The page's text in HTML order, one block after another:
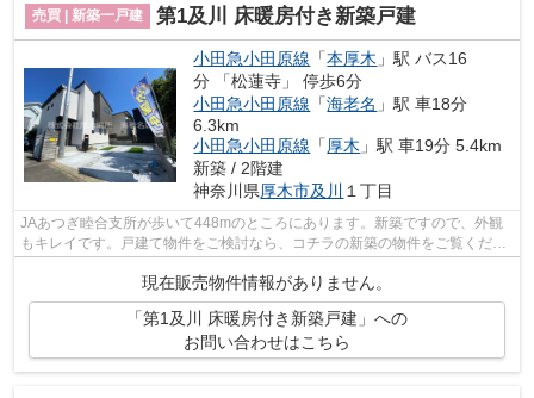
売買 | 新築一戸建 第1及川 床暖房付き新築戸建
小田急小田原線 「本厚木 」駅 バス16
分 「松蓮寺」 停歩6分
小田急小田原線 「海老名 」駅 車18分
6.3km
小田急小田原線 「厚木 」駅 車19分 5.4km
新築 / 2階建
神奈川県厚木市及川 １丁目
JAあつぎ睦合支所が歩いて448mのところにあります。新築ですので、外観
もキレイです。戸建て物件をご検討なら、コチラの新築の物件をご覧くださ
い。新築ならではの「新しさ」がとても...
現在販売物件情報がありません。
「第1及川 床暖房付き新築戸建」への
お問い合わせはこちら